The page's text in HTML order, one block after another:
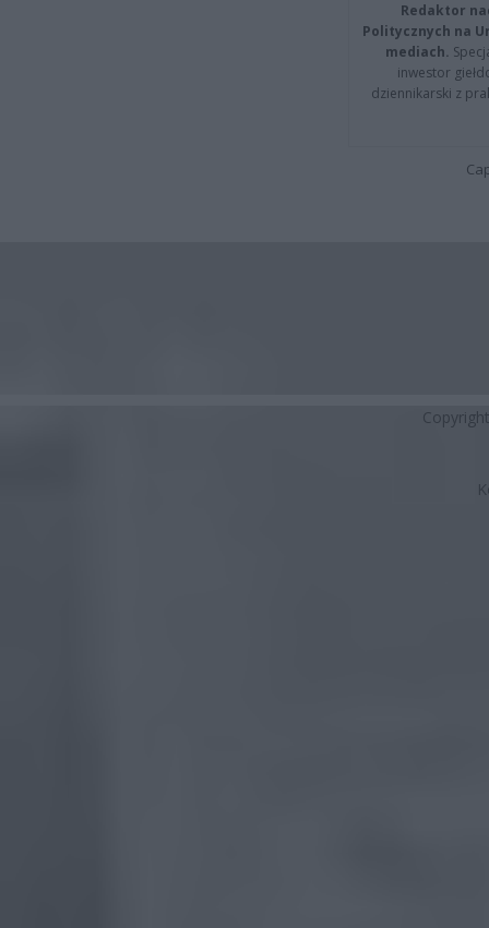
Redaktor
Politycznych na
mediach.
inwestor
dziennikarski z